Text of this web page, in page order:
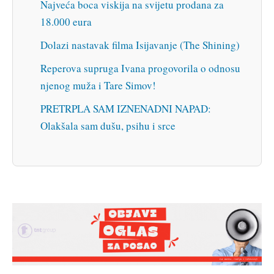
Najveća boca viskija na svijetu prodana za
18.000 eura
Dolazi nastavak filma Isijavanje (The Shining)
Reperova supruga Ivana progovorila o odnosu
njenog muža i Tare Simov!
PRETRPLA SAM IZNENADNI NAPAD:
Olakšala sam dušu, psihu i srce